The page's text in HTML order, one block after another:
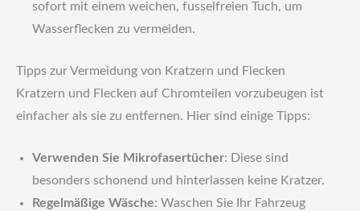
sofort mit einem weichen, fusselfreien Tuch, um
Wasserflecken zu vermeiden.
Tipps zur Vermeidung von Kratzern und Flecken
Kratzern und Flecken auf Chromteilen vorzubeugen ist
einfacher als sie zu entfernen. Hier sind einige Tipps:
Verwenden Sie Mikrofasertücher: Diese sind
besonders schonend und hinterlassen keine Kratzer.
Regelmäßige Wäsche: Waschen Sie Ihr Fahrzeug